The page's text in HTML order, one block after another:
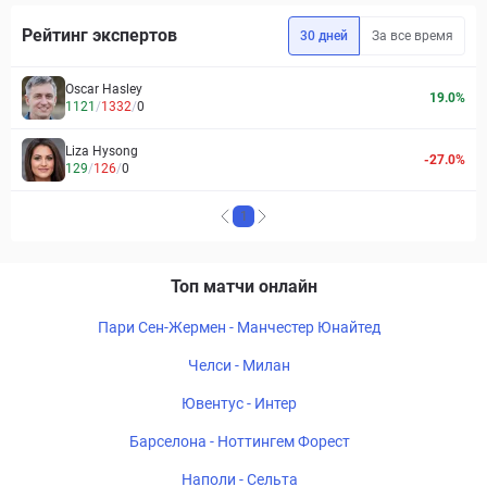
Рейтинг экспертов 30 дней За все время
Oscar Hasley
1121 /1332/0
19.0%
Liza Hysong
129/126/0
-27.0%
1
Топ матчи онлайн
Пари Сен-Жермен - Манчестер Юнайтед
Челси - Милан
Ювентус - Интер
Барселона - Ноттингем Форест
Наполи - Сельта